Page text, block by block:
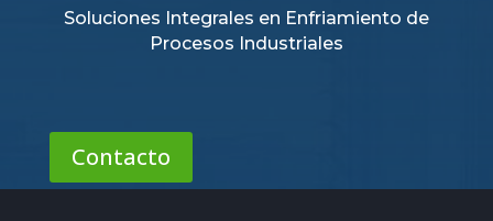
Soluciones Integrales en Enfriamiento de
Procesos Industriales
Contacto